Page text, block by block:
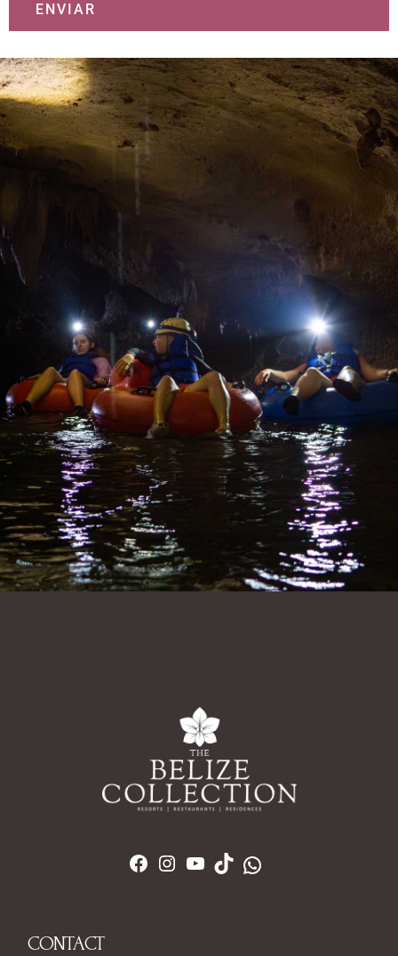
ENVIAR
CONTACT